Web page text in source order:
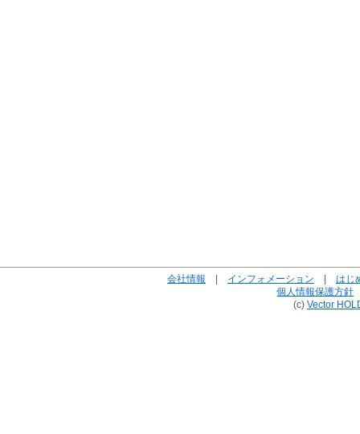
会社情報 | インフォメーション | はじ
個人情報保護方針
(c) Vector